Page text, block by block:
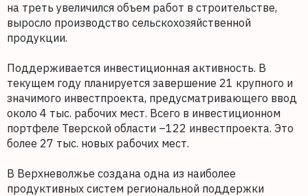
на треть увеличился объем работ в строительстве,
выросло производство сельскохозяйственной
продукции.
Поддерживается инвестиционная активность. В
текущем году планируется завершение 21 крупного и
значимого инвестпроекта, предусматривающего ввод
около 4 тыс. рабочих мест. Всего в инвестиционном
портфеле Тверской области –122 инвестпроекта. Это
более 27 тыс. новых рабочих мест.
В Верхневолжье создана одна из наиболее
продуктивных систем региональной поддержки